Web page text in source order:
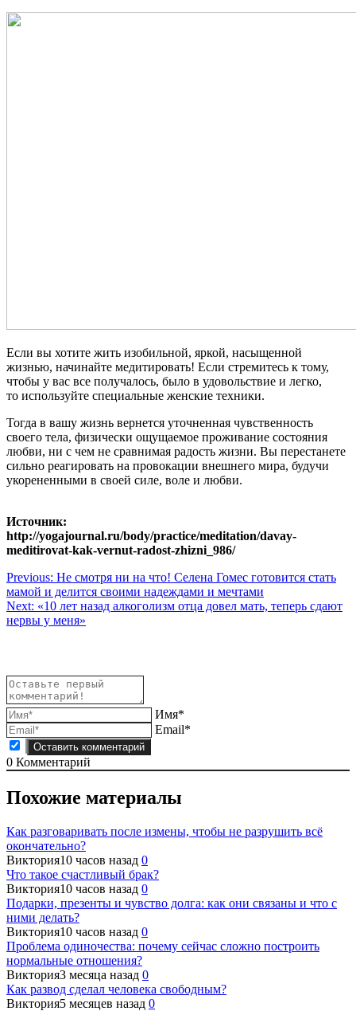
Если вы хотите жить изобильной, яркой, насыщенной
жизнью, начинайте медитировать! Если стремитесь к тому,
чтобы у вас все получалось, было в удовольствие и легко,
то используйте специальные женские техники.
Тогда в вашу жизнь вернется уточненная чувственность
своего тела, физически ощущаемое проживание состояния
любви, ни с чем не сравнимая радость жизни. Вы перестанете
сильно реагировать на провокации внешнего мира, будучи
укорененными в своей силе, воле и любви.
Источник:
http://yogajournal.ru/body/practice/meditation/davay-
meditirovat-kak-vernut-radost-zhizni_986/
Навигация
по
записям
Previous: Не смотря ни на что! Селена Гомес готовится стать
мамой и делится своими надеждами и мечтами
Next: «10 лет назад алкоголизм отца довел мать, теперь сдают
нервы у меня»
Имя*
Email*
0 Комментарий
Похожие материалы
Как разговаривать после измены, чтобы не разрушить всё
окончательно?
Виктория10 часов назад 0
Что такое счастливый брак?
Виктория10 часов назад 0
Подарки, презенты и чувство долга: как они связаны и что с
ними делать?
Виктория10 часов назад 0
Проблема одиночества: почему сейчас сложно построить
нормальные отношения?
Виктория3 месяца назад 0
Как развод сделал человека свободным?
Виктория5 месяцев назад 0